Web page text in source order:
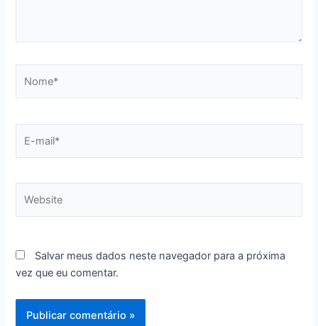
mail*
Salvar meus dados neste navegador para a próxima
vez que eu comentar.